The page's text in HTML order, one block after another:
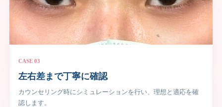
CASE 03
左右差まで丁寧に確認
カウンセリング時にシミュレーションを行い、理想と適応を確
認します。